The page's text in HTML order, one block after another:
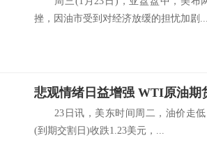
挫，因油市受到对经济放缓的担忧加剧
悲观情绪日益增强 WTI原油期
23日讯，美东时间周二，油价走低
(到期交割日)收跌1.23美元，...